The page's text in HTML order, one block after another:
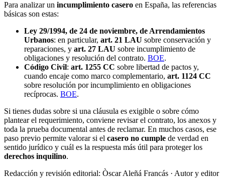
Para analizar un incumplimiento casero en España, las referencias
básicas son estas:
Ley 29/1994, de 24 de noviembre, de Arrendamientos
Urbanos: en particular, art. 21 LAU sobre conservación y
reparaciones, y art. 27 LAU sobre incumplimiento de
obligaciones y resolución del contrato. BOE.
Código Civil: art. 1255 CC sobre libertad de pactos y,
cuando encaje como marco complementario, art. 1124 CC
sobre resolución por incumplimiento en obligaciones
recíprocas. BOE.
Si tienes dudas sobre si una cláusula es exigible o sobre cómo
plantear el requerimiento, conviene revisar el contrato, los anexos y
toda la prueba documental antes de reclamar. En muchos casos, ese
paso previo permite valorar si el casero no cumple de verdad en
sentido jurídico y cuál es la respuesta más útil para proteger los
derechos inquilino.
Redacción y revisión editorial: Òscar Aleñá Francás · Autor y editor